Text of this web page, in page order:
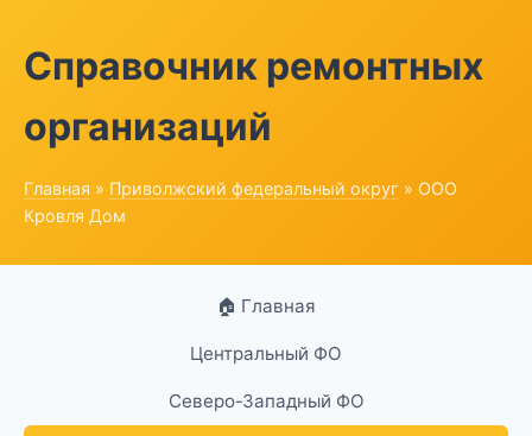
Справочник ремонтных
организаций
Главная » Приволжский федеральный округ » ООО
Кровля Дом
🏠 Главная
Центральный ФО
Северо-Западный ФО